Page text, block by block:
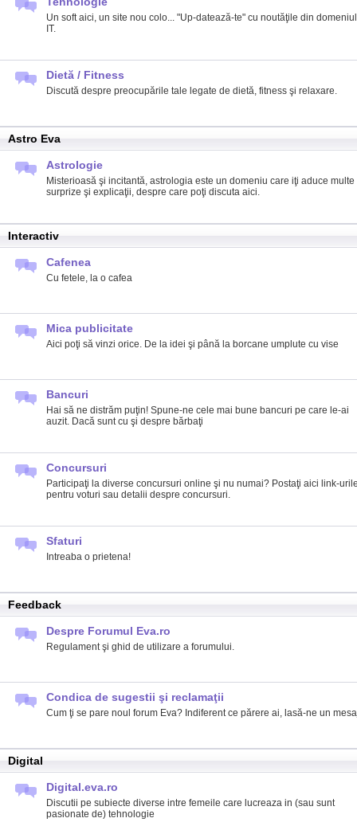
Un soft aici, un site nou colo... "Up-datează-te" cu noutăţile din domeniul
IT.
Dietă / Fitness
Discută despre preocupările tale legate de dietă, fitness şi relaxare.
Astro Eva
Astrologie
Misterioasă şi incitantă, astrologia este un domeniu care iţi aduce multe
surprize şi explicaţii, despre care poţi discuta aici.
Interactiv
Cafenea
Cu fetele, la o cafea
Mica publicitate
Aici poţi să vinzi orice. De la idei şi până la borcane umplute cu vise
Bancuri
Hai să ne distrăm puţin! Spune-ne cele mai bune bancuri pe care le-ai
auzit. Dacă sunt cu şi despre bărbaţi
Concursuri
Participaţi la diverse concursuri online şi nu numai? Postaţi aici link-
pentru voturi sau detalii despre concursuri.
Sfaturi
Intreaba o prietena!
Feedback
Despre Forumul Eva.ro
Regulament şi ghid de utilizare a forumului.
Condica de sugestii şi reclamaţii
Cum ţi se pare noul forum Eva? Indiferent ce părere ai, lasă-ne un
Digital
Digital.eva.ro
Discutii pe subiecte diverse intre femeile care lucreaza in (sau sunt
pasionate de) tehnologie